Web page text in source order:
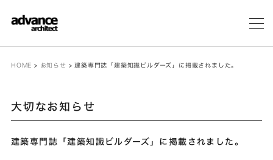
メ
HOME > お知らせ >建築専門誌「建築知識ビルダーズ」に掲載されました。
大切なお知らせ
建築専門誌「建築知識ビルダーズ」に掲載されました。